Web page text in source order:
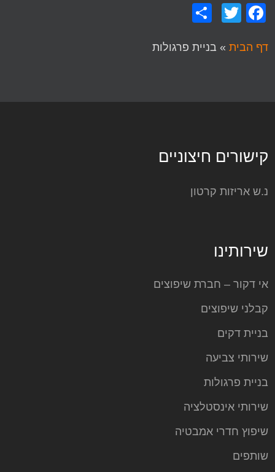
Facebook
Twitter
דף הבית » בניית פרגולות
קישורים חיצוניים
נ.ש אריזות קרטון
שירותינו
אי דקור – חברת שיפוצים
קבלני שיפוצים
בניית דקים
שירותי צביעה
בניית פרגולות
שירותי אינסטלציה
שיפוץ חדרי אמבטיה
שותפים